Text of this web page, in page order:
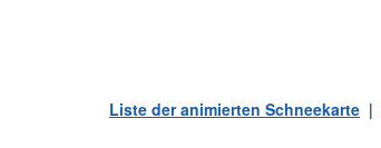
Liste der animierten Schneekarte |